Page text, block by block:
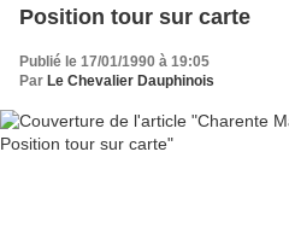
Position tour sur carte
Publié le 17/01/1990 à 19:05
Par Le Chevalier Dauphinois